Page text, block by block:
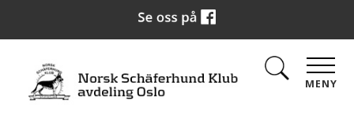
MENY